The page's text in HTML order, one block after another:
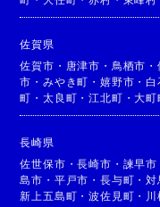
佐賀県
佐賀市 ・ 唐津市 ・ 鳥栖市 ・
市 ・みやき町 ・嬉野市 ・ 白
町 ・太良町 ・江北町 ・大町
長崎県
佐世保市 ・長崎市 ・ 諫早市
島市 ・ 平戸市 ・長与町 ・対
新上五島町 ・波佐見町 ・